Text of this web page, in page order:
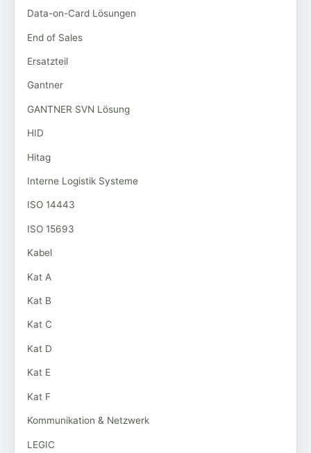
Data-on-Card Lösungen
End of Sales
Ersatzteil
Gantner
GANTNER SVN Lösung
HID
Hitag
Interne Logistik Systeme
ISO 14443
ISO 15693
Kabel
Kat A
Kat B
Kat C
Kat D
Kat E
Kat F
Kommunikation & Netzwerk
LEGIC